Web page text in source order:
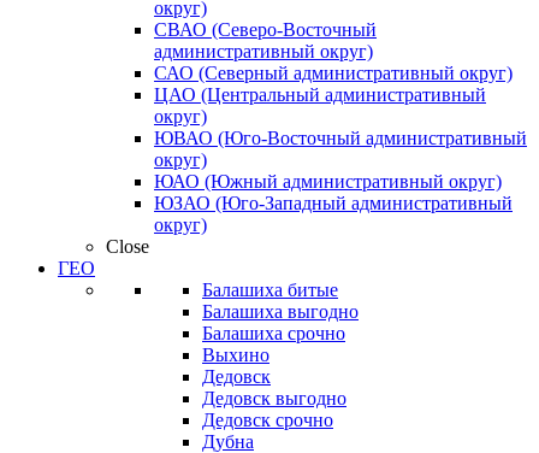
округ)
СВАО (Северо-Восточный
административный округ)
САО (Северный административный округ)
ЦАО (Центральный административный
округ)
ЮВАО (Юго-Восточный административный
округ)
ЮАО (Южный административный округ)
ЮЗАО (Юго-Западный административный
округ)
Close
ГЕО
Балашиха битые
Балашиха выгодно
Балашиха срочно
Выхино
Дедовск
Дедовск выгодно
Дедовск срочно
Дубна